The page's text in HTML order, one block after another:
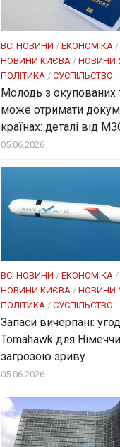
ВСІ НОВИНИ / ЕКОНОМІКА /
НОВИНИ КИЄВА / НОВИНИ
ПОЛІТИКА / СУСПІЛЬСТВО
Молодь з окупованих
може отримати
країнах: деталі від
05.06.2026
ВСІ НОВИНИ / ЕКОНОМІКА /
НОВИНИ КИЄВА / НОВИНИ
ПОЛІТИКА / СУСПІЛЬСТВО
Запаси вичерпані:
Tomahawk для
загрозою зриву
05.06.2026